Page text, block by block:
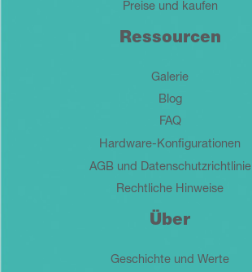
Preise und kaufen
Ressourcen
Galerie
Blog
FAQ
Hardware-Konfigurationen
AGB und Datenschutzrichtlinie
Rechtliche Hinweise
Über
Geschichte und Werte